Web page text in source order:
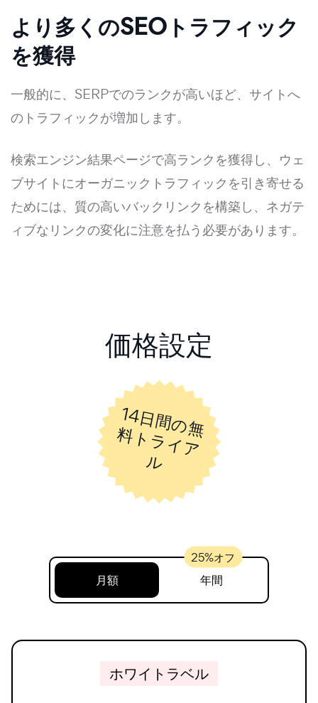
より多くのSEOトラフィック
を獲得
一般的に、SERPでのランクが高いほど、サイトへ
のトラフィックが増加します。
検索エンジン結果ページで高ランクを獲得し、ウェ
ブサイトにオーガニックトラフィックを引き寄せる
ためには、質の高いバックリンクを構築し、ネガテ
ィブなリンクの変化に注意を払う必要があります。
価格設定
14
日
間
の
無
料
ト
ラ
イ
ア
ル
月額 年間
ホワイトラベル